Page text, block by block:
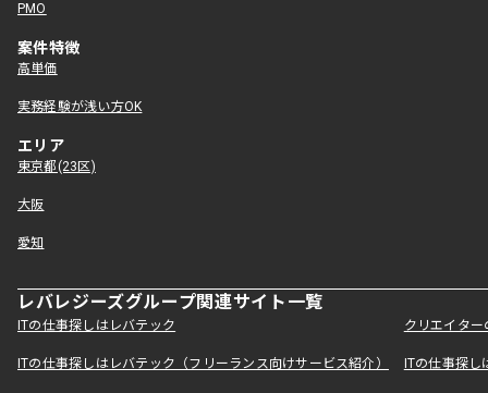
PMO
案件特徴
高単価
実務経験が浅い方OK
エリア
東京都(23区)
大阪
愛知
レバレジーズグループ関連サイト一覧
ITの仕事探しはレバテック クリエイタ
ITの仕事探しはレバテック（フリーランス向けサービス紹介） ITの仕事探